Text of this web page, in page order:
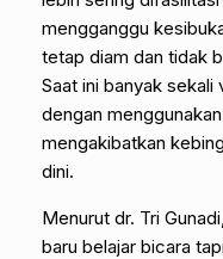
mengganggu
tetap diam dan tidak
Saat ini banyak
dengan
mengakibatkan
dini.
Menurut dr. Tri
baru belajar bicara